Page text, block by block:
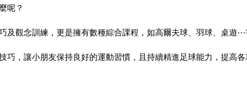
呢？
及觀念訓練，更是擁有數種綜合課程，如高爾夫球、羽球、桌遊
巧，讓小朋友保持良好的運動習慣，且持續精進足球能力，提高各